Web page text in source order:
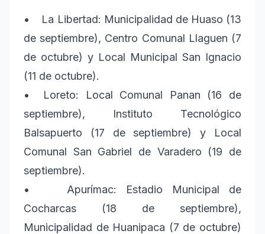
• La Libertad: Municipalidad de Huaso (13
de septiembre), Centro Comunal Llaguen (7
de octubre) y Local Municipal San Ignacio
(11 de octubre).
• Loreto: Local Comunal Panan (16 de
septiembre), Instituto Tecnológico
Balsapuerto (17 de septiembre) y Local
Comunal San Gabriel de Varadero (19 de
septiembre).
• Apurímac: Estadio Municipal de
Cocharcas (18 de septiembre),
Municipalidad de Huanipaca (7 de octubre)